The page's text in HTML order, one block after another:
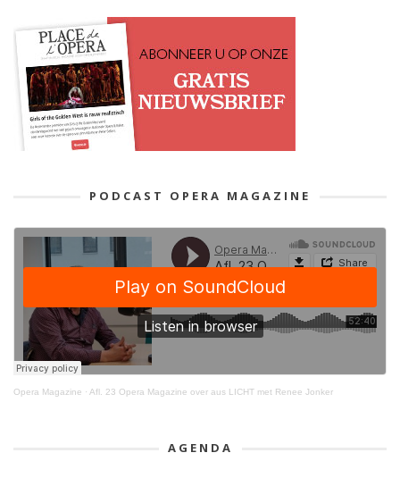
PODCAST OPERA MAGAZINE
Opera Magazine · Afl. 23 Opera Magazine over aus LICHT met Renee Jonker
AGENDA